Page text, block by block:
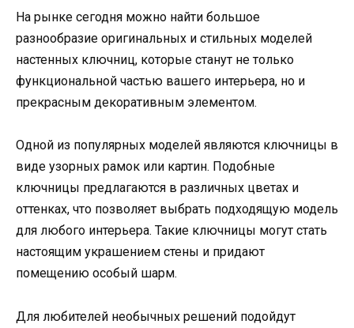
На рынке сегодня можно найти большое
разнообразие оригинальных и стильных моделей
настенных ключниц, которые станут не только
функциональной частью вашего интерьера, но и
прекрасным декоративным элементом.
Одной из популярных моделей являются ключницы в
виде узорных рамок или картин. Подобные
ключницы предлагаются в различных цветах и
оттенках, что позволяет выбрать подходящую модель
для любого интерьера. Такие ключницы могут стать
настоящим украшением стены и придают
помещению особый шарм.
Для любителей необычных решений подойдут